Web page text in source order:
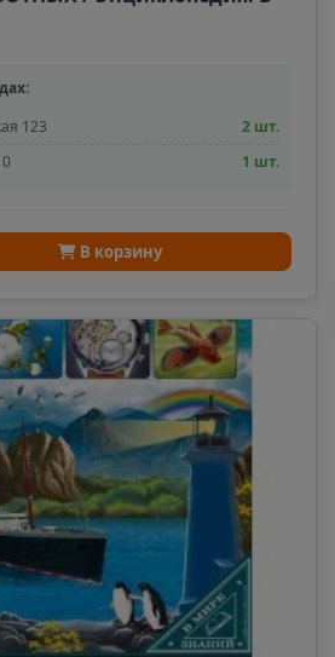
во: Проф-пресс авт:0+
123
2 шт.
1 шт.
В корзину